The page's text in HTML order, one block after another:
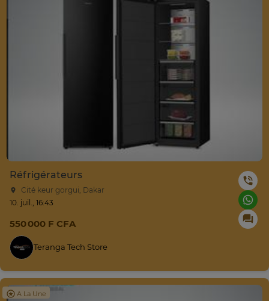
Réfrigérateurs
Cité keur gorgui, Dakar
10. juil., 16:43
550 000 F CFA
Teranga Tech Store
A La Une